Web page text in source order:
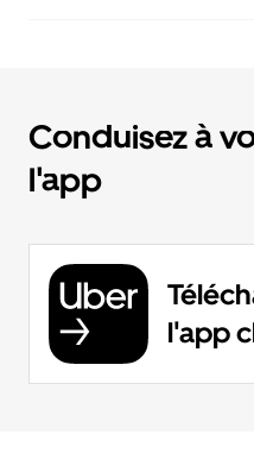
Conduisez à
l'app
l'app